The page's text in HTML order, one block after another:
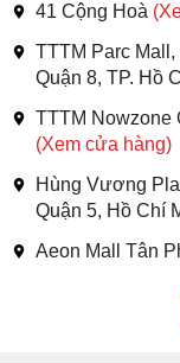
41 Cộng Hoà
TTTM Parc
Quận 8, TP. Hồ
TTTM Nowzone
(Xem cửa hàng)
Hùng Vương
Quận 5, Hồ Chí
Aeon Mall Tân